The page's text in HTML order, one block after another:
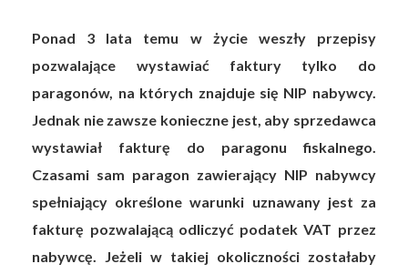
Ponad 3 lata temu w życie weszły przepisy
pozwalające wystawiać faktury tylko do
paragonów, na których znajduje się NIP nabywcy.
Jednak nie zawsze konieczne jest, aby sprzedawca
wystawiał fakturę do paragonu fiskalnego.
Czasami sam paragon zawierający NIP nabywcy
spełniający określone warunki uznawany jest za
fakturę pozwalającą odliczyć podatek VAT przez
nabywcę. Jeżeli w takiej okoliczności zostałaby